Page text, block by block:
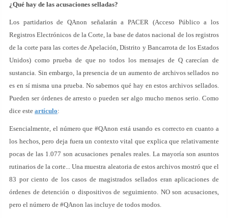
¿Qué hay de las acusaciones selladas?
Los partidarios de QAnon señalarán a PACER (Acceso Público a los
Registros Electrónicos de la Corte, la base de datos nacional de los registros
de la corte para las cortes de Apelación, Distrito y Bancarrota de los Estados
Unidos) como prueba de que no todos los mensajes de Q carecían de
sustancia. Sin embargo, la presencia de un aumento de archivos sellados no
es en sí misma una prueba. No sabemos qué hay en estos archivos sellados.
Pueden ser órdenes de arresto o pueden ser algo mucho menos serio. Como
dice este artículo:
Esencialmente, el número que #QAnon está usando es correcto en cuanto a
los hechos, pero deja fuera un contexto vital que explica que relativamente
pocas de las 1.077 son acusaciones penales reales. La mayoría son asuntos
rutinarios de la corte... Una muestra aleatoria de estos archivos mostró que el
83 por ciento de los casos de magistrados sellados eran aplicaciones de
órdenes de detención o dispositivos de seguimiento. NO son acusaciones,
pero el número de #QAnon las incluye de todos modos.